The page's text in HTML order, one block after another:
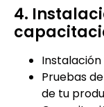
4.
Pruebas
de tu